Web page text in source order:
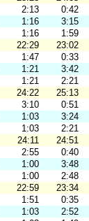
2:13
0:42
1:16
3:15
1:16
1:59
22:29
23:02
1:47
0:33
1:21
3:42
1:21
2:21
24:22
25:13
3:10
0:51
1:03
3:24
1:03
2:21
24:11
24:51
2:55
0:40
1:00
3:48
1:00
2:48
22:59
23:34
1:51
0:35
1:03
2:52